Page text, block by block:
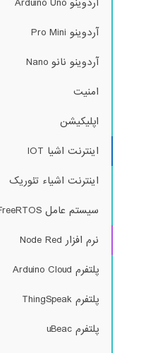
آردوینو Arduino Uno
آردوینو Pro Mini
آردوینو نانو Nano
امنیت
اپلیکیشن
اینترنت اشیا IOT
اینترنت اشیاء تئوریک
سیستم عامل FreeRTOS
نرم افزار Node Red
پلتفرم Arduino Cloud
پلتفرم ThingSpeak
پلتفرم uBeac